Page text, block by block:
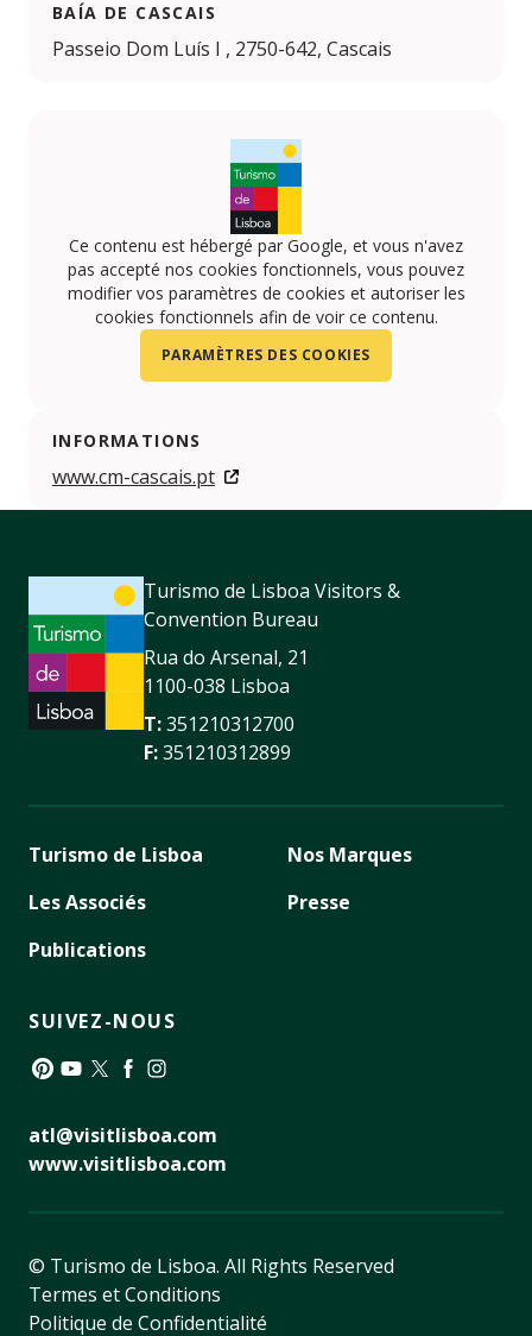
BAÍA DE CASCAIS
Passeio Dom Luís I , 2750-642, Cascais
Ce contenu est hébergé par Google, et vous n'avez
pas accepté nos cookies fonctionnels, vous pouvez
modifier vos paramètres de cookies et autoriser les
cookies fonctionnels afin de voir ce contenu.
PARAMÈTRES DES COOKIES
INFORMATIONS
www.cm-cascais.pt
Turismo de Lisboa Visitors &
Convention Bureau
Rua do Arsenal, 21
1100-038 Lisboa
T:351210312700
F:351210312899
Turismo de Lisboa
Les Associés
Publications
Nos Marques
Presse
SUIVEZ-NOUS
atl@visitlisboa.com
www.visitlisboa.com
© Turismo de Lisboa. All Rights Reserved
Termes et Conditions
Politique de Confidentialité